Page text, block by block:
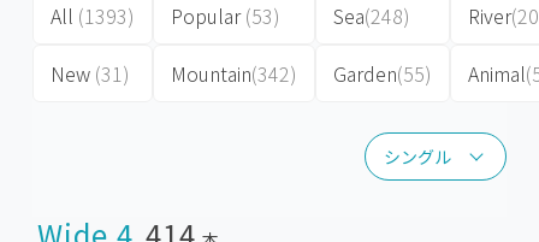
シングル
シングル
All (1393)
New (31)
Popular(53)
Mountain(342)
Sea(248)
Garden(55)
River
Animal